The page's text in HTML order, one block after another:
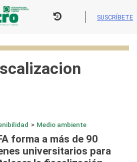
SUSCRÍBETE
> Medio ambiente
forma a más de 90
universitarios para